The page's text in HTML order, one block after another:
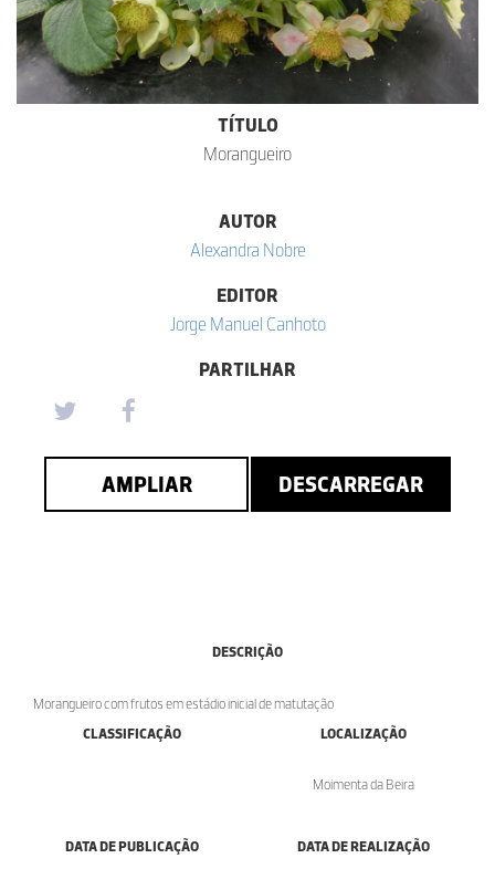
TÍTULO
Morangueiro
AUTOR
Alexandra Nobre
EDITOR
Jorge Manuel Canhoto
PARTILHAR
AMPLIAR DESCARREGAR
DESCRIÇÃO
Morangueiro com frutos em estádio inicial de matutação
CLASSIFICAÇÃO
LOCALIZAÇÃO
Moimenta da Beira
DATA DE PUBLICAÇÃO DATA DE REALIZAÇÃO